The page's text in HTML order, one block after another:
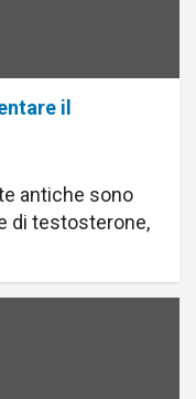
il
antiche sono
di testosterone,